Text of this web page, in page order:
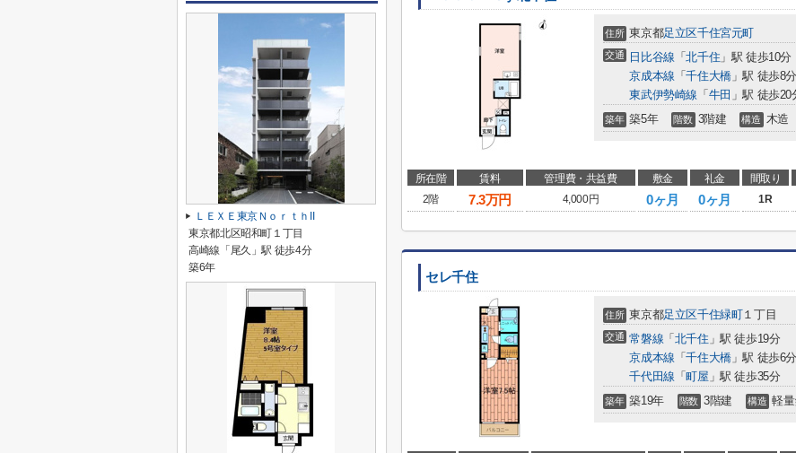
住所 東京都足立区千住宮元町
交通 日比谷線 「北千住 」駅 徒歩10分
京成本線 「千住大橋」駅 徒歩8分
東武伊勢崎線 「 牛田 」駅 徒歩20
築年 築5年 階数 3階建 構造 木造
所在階 賃料 管理費・共益費 敷金 礼金 間取り
2階
7.3万円 4,000円 0ヶ月 0ヶ月 1R
セレ千住
住所 東京都足立区千住緑町１丁目
交通 常磐線 「 北千住 」駅 徒歩19分
京成本線 「千住大橋」駅 徒歩6分
千代田線 「町屋 」駅 徒歩35分
築年 築19年 階数 3階建 構造 軽
ＬＥＸＥ東京ＮｏｒｔｈII
東京都北区昭和町１丁目
高崎線「尾久」駅 徒歩4分
築6年